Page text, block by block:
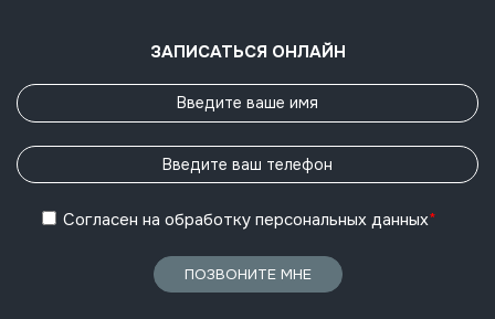
ЗАПИСАТЬСЯ ОНЛАЙН
Согласен на обработку персональных данных*
ПОЗВОНИТЕ МНЕ